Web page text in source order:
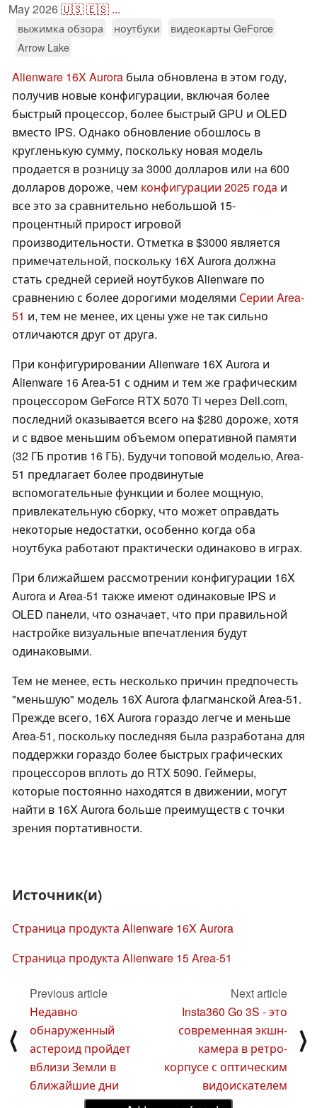
May 2026🇺🇸🇪🇸 ...
выжимка обзора ноутбуки
видеокарты GeForce
Arrow Lake
Alienware 16X Aurora была обновлена в этом году,
получив новые конфигурации, включая более
быстрый процессор, более быстрый GPU и OLED
вместо IPS. Однако обновление обошлось в
кругленькую сумму, поскольку новая модель
продается в розницу за 3000 долларов или на 600
долларов дороже, чем конфигурации 2025 года и
все это за сравнительно небольшой 15-
процентный прирост игровой
производительности. Отметка в $3000 является
примечательной, поскольку 16X Aurora должна
стать средней серией ноутбуков Alienware по
сравнению с более дорогими моделями Серии Area-
51 и, тем не менее, их цены уже не так сильно
отличаются друг от друга.
При конфигурировании Alienware 16X Aurora и
Alienware 16 Area-51 с одним и тем же графическим
процессором GeForce RTX 5070 Ti через Dell.com,
последний оказывается всего на $280 дороже, хотя
и с вдвое меньшим объемом оперативной памяти
(32 ГБ против 16 ГБ). Будучи топовой моделью, Area-
51 предлагает более продвинутые
вспомогательные функции и более мощную,
привлекательную сборку, что может оправдать
некоторые недостатки, особенно когда оба
ноутбука работают практически одинаково в играх.
При ближайшем рассмотрении конфигурации 16X
Aurora и Area-51 также имеют одинаковые IPS и
OLED панели, что означает, что при правильной
настройке визуальные впечатления будут
одинаковыми.
Тем не менее, есть несколько причин предпочесть
"меньшую" модель 16X Aurora флагманской Area-51.
Прежде всего, 16X Aurora гораздо легче и меньше
Area-51, поскольку последняя была разработана для
поддержки гораздо более быстрых графических
процессоров вплоть до RTX 5090. Геймеры,
которые постоянно находятся в движении, могут
найти в 16X Aurora больше преимуществ с точки
зрения портативности.
Источник(и)
Страница продукта Alienware 16X Aurora
Страница продукта Alienware 15 Area-51
⟨
Previous article
Недавно
обнаруженный
астероид пройдет
вблизи Земли в
ближайшие дни
Next article
Insta360 Go 3S - это
современная экшн-
камера в ретро-
корпусе с оптическим
видоискателем
⟩